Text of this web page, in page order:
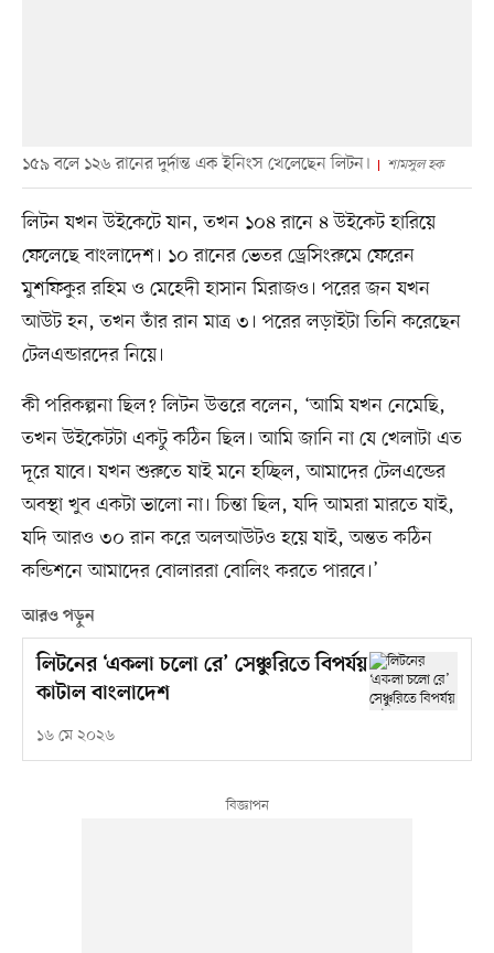
১৫৯ বলে ১২৬ রানের দুর্দান্ত এক ইনিংস খেলেছেন লিটন। শামসুল হক
লিটন যখন উইকেটে যান, তখন ১০৪ রানে ৪ উইকেট হারিয়ে
ফেলেছে বাংলাদেশ। ১০ রানের ভেতর ড্রেসিংরুমে ফেরেন
মুশফিকুর রহিম ও মেহেদী হাসান মিরাজও। পরের জন যখন
আউট হন, তখন তাঁর রান মাত্র ৩। পরের লড়াইটা তিনি করেছেন
টেলএন্ডারদের নিয়ে।
কী পরিকল্পনা ছিল? লিটন উত্তরে বলেন, ‘আমি যখন নেমেছি,
তখন উইকেটটা একটু কঠিন ছিল। আমি জানি না যে খেলাটা এত
দূরে যাবে। যখন শুরুতে যাই মনে হচ্ছিল, আমাদের টেলএন্ডের
অবস্থা খুব একটা ভালো না। চিন্তা ছিল, যদি আমরা মারতে যাই,
যদি আরও ৩০ রান করে অলআউটও হয়ে যাই, অন্তত কঠিন
কন্ডিশনে আমাদের বোলাররা বোলিং করতে পারবে।’
আরও পড়ুন
লিটনের ‘একলা চলো রে’ সেঞ্চুরিতে বিপর্যয়
কাটাল বাংলাদেশ
১৬ মে ২০২৬